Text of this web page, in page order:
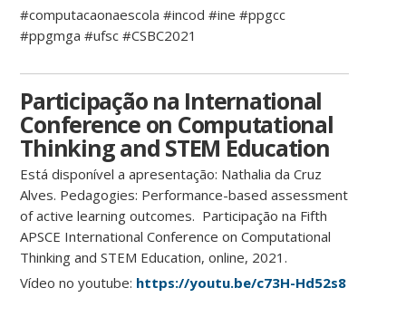
#computacaonaescola #incod #ine #ppgcc
#ppgmga #ufsc #CSBC2021
Participação na International
Conference on Computational
Thinking and STEM Education
Está disponível a apresentação: Nathalia da Cruz
Alves. Pedagogies: Performance-based assessment
of active learning outcomes. Participação na Fifth
APSCE International Conference on Computational
Thinking and STEM Education, online, 2021.
Vídeo no youtube: https://youtu.be/c73H-Hd52s8